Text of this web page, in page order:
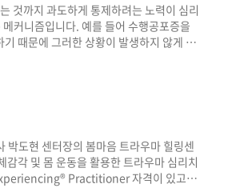
까지 과도하게 통제하려는 노력이 심리
커니즘입니다. 예를 들어 수행공포증을
때문에 그러한 상황이 발생하지 않게 만
가장 빠른 방법은 점진적 노출입니다.
박도현 센터장의 봄마음 트라우마 힐링센
각 및 몸 운동을 활용한 트라우마 심리치
Practitioner 자격이 있고